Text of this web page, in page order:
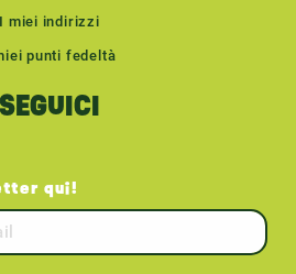
I miei indirizzi
punti fedeltà
SEGUICI
qui!